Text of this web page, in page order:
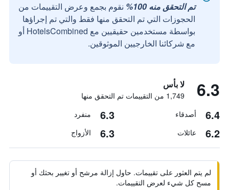
تم التحقق منه 100%
نقوم بجمع وعرض التقييمات من
الحجوزات التي تم التحقق منها فقط والتي تم إجراؤها
بواسطة مستخدمين حقيقيين مع HotelsCombined أو
مع شركائنا الخارجيين الموثوقين.
6.3 لا بأس
1,749 من التقييمات تم التحقق منها
6.4 أصدقاء 6.3 منفرد
6.2 عائلات 6.3 الأزواج
لم يتم العثور على تقييمات. حاول إزالة مرشح أو تغيير بحثك أو
مسح كل شيء لعرض التقييمات.